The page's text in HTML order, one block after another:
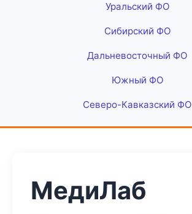
Уральский ФО
Сибирский ФО
Дальневосточный ФО
Южный ФО
Северо-Кавказский ФО
МедиЛаб